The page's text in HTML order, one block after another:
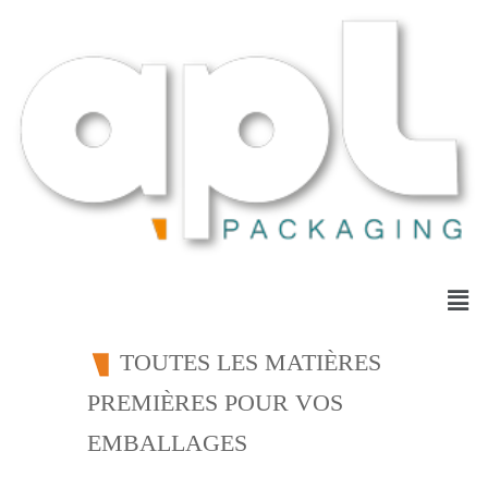
TOUTES LES MATIÈRES
PREMIÈRES POUR VOS
EMBALLAGES